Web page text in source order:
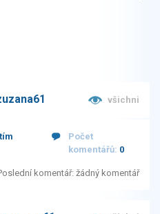
všichni
Počet
komentářů: 0
komentář: žádný komentář